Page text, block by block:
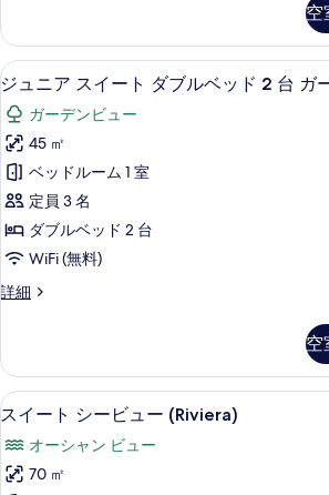
る
グ
ベ
ッ
ド
1
台
ガ
ー
デ
ン
ー
の
す
べ
て
ス
イ
ー
キ
ン
グ
ベ
ッ
ド
台
ー
ビ
ュ
ー
の
詳
空
ジ
ュ
ニ
ア
ス
イ
ー
ト
ダ
ル
ベ
ッ
ド
2
ジュニア
6
ジュニア スイート ダブルベッド 2 台 ガ
ガーデンビュー
45 ㎡
ベッドルーム 1 室
定員 3 名
ダブルベッド 2 台
WiFi (無料)
詳細
ジ
ス
イ
ー
ダ
ブ
ル
空
ス
ー
ト
スイート
6
スイート シービュー (Riviera)
オーシャン ビュー
70 ㎡